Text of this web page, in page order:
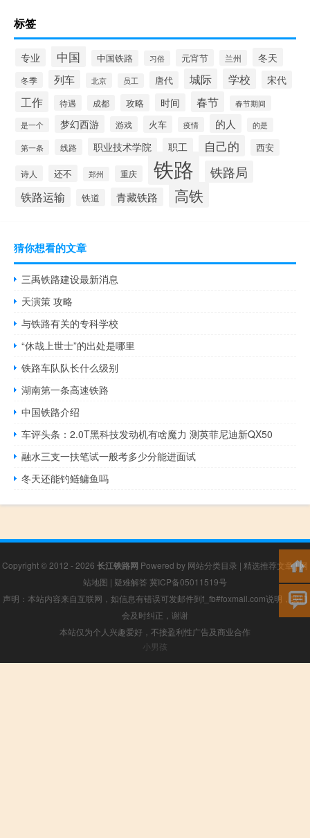
标签
专业 中国 中国铁路 习俗 元宵节 兰州 冬天
冬季 列车 北京 员工 唐代 城际 学校 宋代
工作 待遇 成都 攻略 时间 春节 春节期间
是一个 梦幻西游 游戏 火车 疫情 的人 的是
第一条 线路 职业技术学院 职工 自己的 西安
诗人 还不 郑州 重庆 铁路 铁路局
铁路运输 铁道 青藏铁路 高铁
猜你想看的文章
三禹铁路建设最新消息
天演策 攻略
与铁路有关的专科学校
“休哉上世士”的出处是哪里
铁路车队队长什么级别
湖南第一条高速铁路
中国铁路介绍
车评头条：2.0T黑科技发动机有啥魔力 测英菲尼迪新QX50
融水三支一扶笔试一般考多少分能进面试
冬天还能钓鲢鳙鱼吗
Copyright © 2012 - 2026 长江铁路网 Powered by 网站分类目录 | 精选推荐文章|网
站地图 | 疑难解答 冀ICP备05011519号
声明：本站内容来自互联网，如信息有错误可发邮件到f_fb#foxmail.com说明，我们
会及时纠正，谢谢
本站仅为个人兴趣爱好，不接盈利性广告及商业合作
小男孩